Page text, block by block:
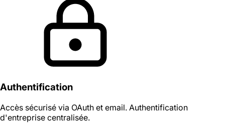
Authentification
Accès sécurisé via OAuth et email. Authentification
d'entreprise centralisée.